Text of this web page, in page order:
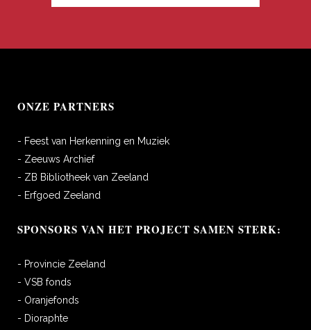
ONZE PARTNERS
- Feest van Herkenning en Muziek
- Zeeuws Archief
- ZB Bibliotheek van Zeeland
- Erfgoed Zeeland
SPONSORS VAN HET PROJECT SAMEN STERK:
- Provincie Zeeland
- VSB fonds
- Oranjefonds
- Dioraphte